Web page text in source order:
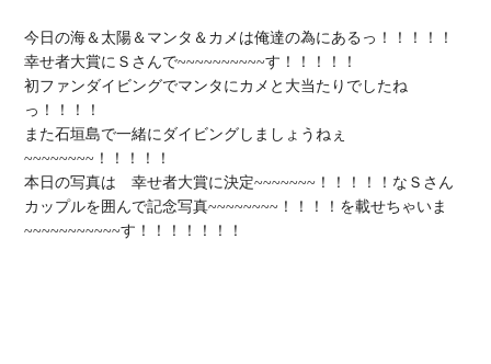
今日の海＆太陽＆マンタ＆カメは俺達の為にあるっ！！！！！
幸せ者大賞にＳさんで~~~~~~~~~~す！！！！！
初ファンダイビングでマンタにカメと大当たりでしたね
っ！！！！
また石垣島で一緒にダイビングしましょうねぇ
~~~~~~~~！！！！！
本日の写真は　幸せ者大賞に決定~~~~~~~！！！！！なＳさん
カップルを囲んで記念写真~~~~~~~~！！！！を載せちゃいま
~~~~~~~~~~~す！！！！！！！